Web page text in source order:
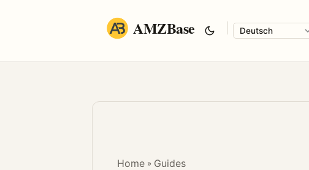
AMZBase
Home » Guides